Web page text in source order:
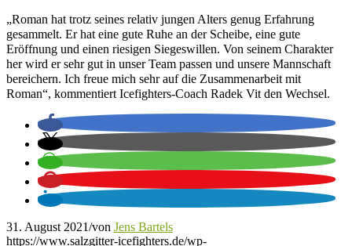
„Roman hat trotz seines relativ jungen Alters genug Erfahrung
gesammelt. Er hat eine gute Ruhe an der Scheibe, eine gute
Eröffnung und einen riesigen Siegeswillen. Von seinem Charakter
her wird er sehr gut in unser Team passen und unsere Mannschaft
bereichern. Ich freue mich sehr auf die Zusammenarbeit mit
Roman“, kommentiert Icefighters-Coach Radek Vit den Wechsel.
31. August 2021/von Jens Bartels
https://www.salzgitter-icefighters.de/wp-